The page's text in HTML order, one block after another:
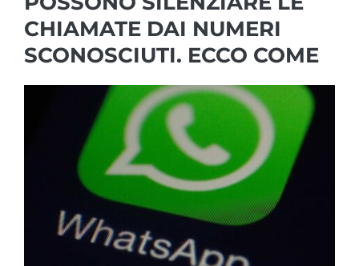
CHIAMATE DAI NUMERI
SCONOSCIUTI. ECCO COME